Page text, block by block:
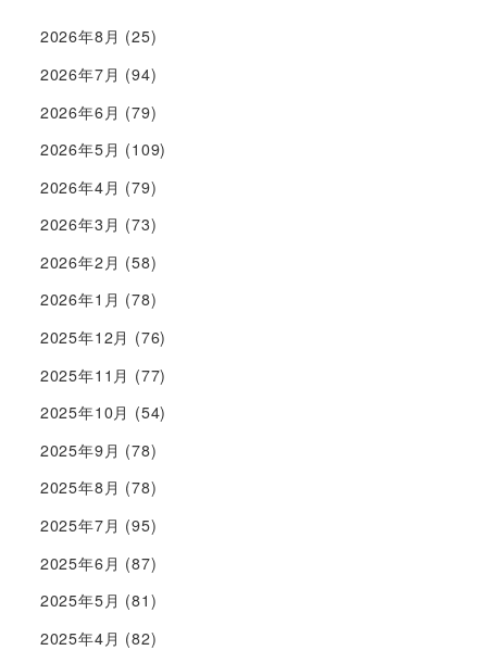
2026年8月 (25)
2026年7月 (94)
2026年6月 (79)
2026年5月 (109)
2026年4月 (79)
2026年3月 (73)
2026年2月 (58)
2026年1月 (78)
2025年12月 (76)
2025年11月 (77)
2025年10月 (54)
2025年9月 (78)
2025年8月 (78)
2025年7月 (95)
2025年6月 (87)
2025年5月 (81)
2025年4月 (82)